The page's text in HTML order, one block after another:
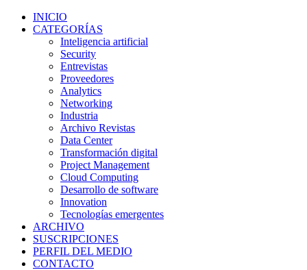
INICIO
CATEGORÍAS
Inteligencia artificial
Security
Entrevistas
Proveedores
Analytics
Networking
Industria
Archivo Revistas
Data Center
Transformación digital
Project Management
Cloud Computing
Desarrollo de software
Innovation
Tecnologías emergentes
ARCHIVO
SUSCRIPCIONES
PERFIL DEL MEDIO
CONTACTO